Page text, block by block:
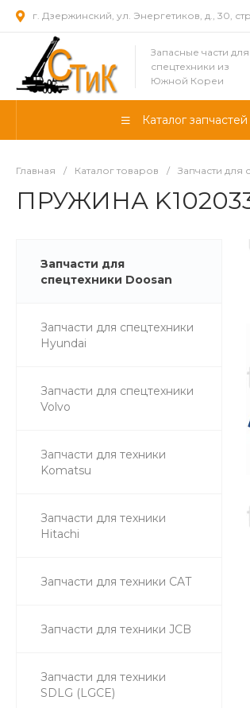
г. Дзержинский, ул. Энергетиков, д., 30,
Запасные части для
спецтехники из
Южной Кореи
Каталог запчастей
Главная / Каталог товаров / Запчасти для
ПРУЖИНА
Запчасти для
спецтехники Doosan
Запчасти для спецтехники
Hyundai
Запчасти для спецтехники
Volvo
Запчасти для техники
Komatsu
Запчасти для техники
Hitachi
Запчасти для техники CAT
Запчасти для техники JCB
Запчасти для техники
SDLG (LGCE)